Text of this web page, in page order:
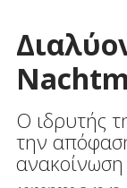
Ο ιδρυτής
την
ανακοίνωση